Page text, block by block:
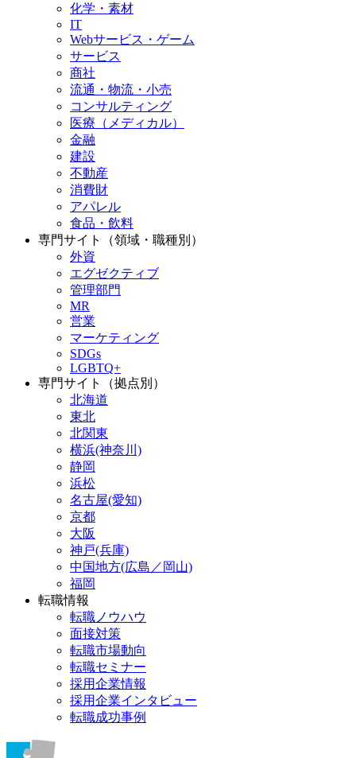
化学・素材
IT
Webサービス・ゲーム
サービス
商社
流通・物流・小売
コンサルティング
医療（メディカル）
金融
建設
不動産
消費財
アパレル
食品・飲料
専門サイト（領域・職種別）
外資
エグゼクティブ
管理部門
MR
営業
マーケティング
SDGs
LGBTQ+
専門サイト（拠点別）
北海道
東北
北関東
横浜(神奈川)
静岡
浜松
名古屋(愛知)
京都
大阪
神戸(兵庫)
中国地方(広島／岡山)
福岡
転職情報
転職ノウハウ
面接対策
転職市場動向
転職セミナー
採用企業情報
採用企業インタビュー
転職成功事例